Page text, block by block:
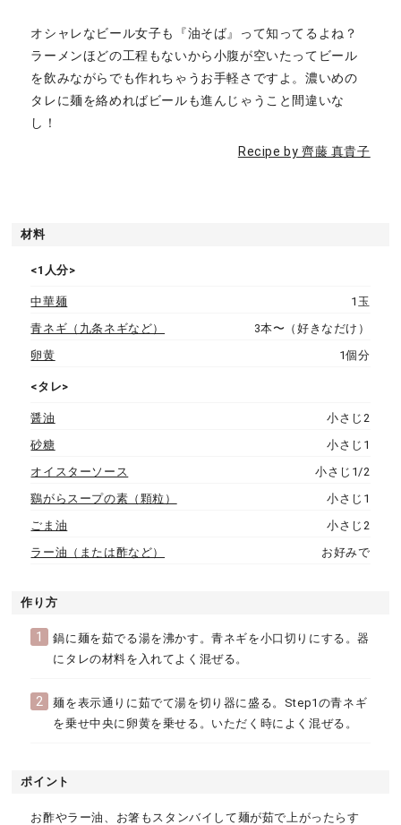
オシャレなビール女子も『油そば』って知ってるよね？
ラーメンほどの工程もないから小腹が空いたってビール
を飲みながらでも作れちゃうお手軽さですよ。濃いめの
タレに麺を絡めればビールも進んじゃうこと間違いな
し！
Recipe by 齊藤 真貴子
材料
<1人分>
中華麺
1玉
青ネギ（九条ネギなど）
3本〜（好きなだけ）
卵黄
1個分
<タレ>
醤油
小さじ2
砂糖
小さじ1
オイスターソース
小さじ1/2
鷄がらスープの素（顆粒）
小さじ1
ごま油
小さじ2
ラー油（または酢など）
お好みで
作り方
1
鍋に麺を茹でる湯を沸かす。青ネギを小口切りにする。器
にタレの材料を入れてよく混ぜる。
2
麺を表示通りに茹でて湯を切り器に盛る。Step1の青ネギ
を乗せ中央に卵黄を乗せる。いただく時によく混ぜる。
ポイント
お酢やラー油、お箸もスタンバイして麺が茹で上がったらす